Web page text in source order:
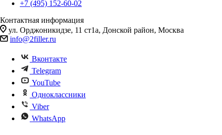
+7 (495) 152-60-02
Контактная информация
ул. Орджоникидзе, 11 ст1а, Донской район, Москва
info@2filler.ru
Вконтакте
Telegram
YouTube
Одноклассники
Viber
WhatsApp